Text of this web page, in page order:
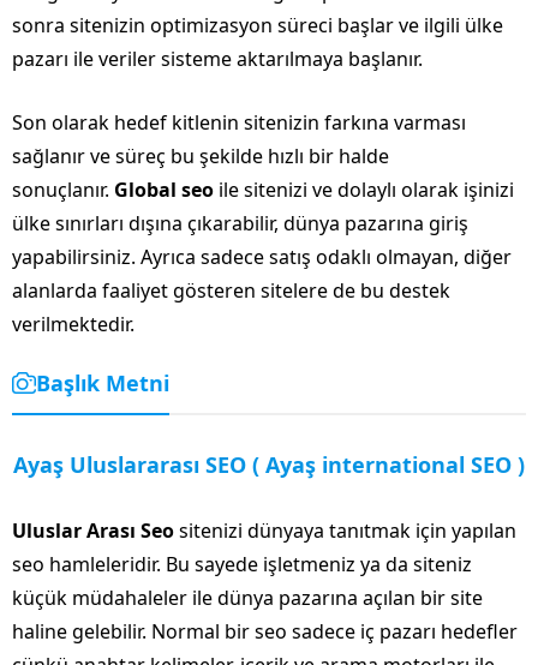
sonra sitenizin optimizasyon süreci başlar ve ilgili ülke
pazarı ile veriler sisteme aktarılmaya başlanır.
Son olarak hedef kitlenin sitenizin farkına varması
sağlanır ve süreç bu şekilde hızlı bir halde
sonuçlanır. Global seo ile sitenizi ve dolaylı olarak işinizi
ülke sınırları dışına çıkarabilir, dünya pazarına giriş
yapabilirsiniz. Ayrıca sadece satış odaklı olmayan, diğer
alanlarda faaliyet gösteren sitelere de bu destek
verilmektedir.
Başlık Metni
Ayaş Uluslararası SEO ( Ayaş international SEO )
Uluslar Arası Seositenizi dünyaya tanıtmak için yapılan
seo hamleleridir. Bu sayede işletmeniz ya da siteniz
küçük müdahaleler ile dünya pazarına açılan bir site
haline gelebilir. Normal bir seo sadece iç pazarı hedefler